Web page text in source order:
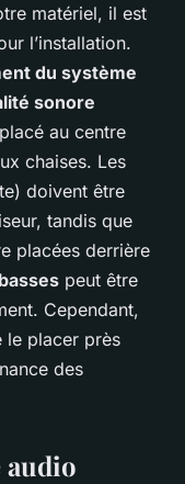
matériel, il est
l’installation.
du système
sonore
au centre
chaises. Les
doivent être
tandis que
placées derrière
peut être
Cependant,
le placer près
des
audio